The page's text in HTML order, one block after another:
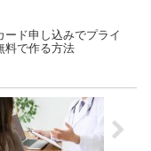
ード申し込みでプライ
料で作る方法